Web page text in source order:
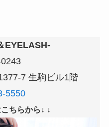
EYELASH-
7 生駒ビル1階
5550
ちらから↓ ↓